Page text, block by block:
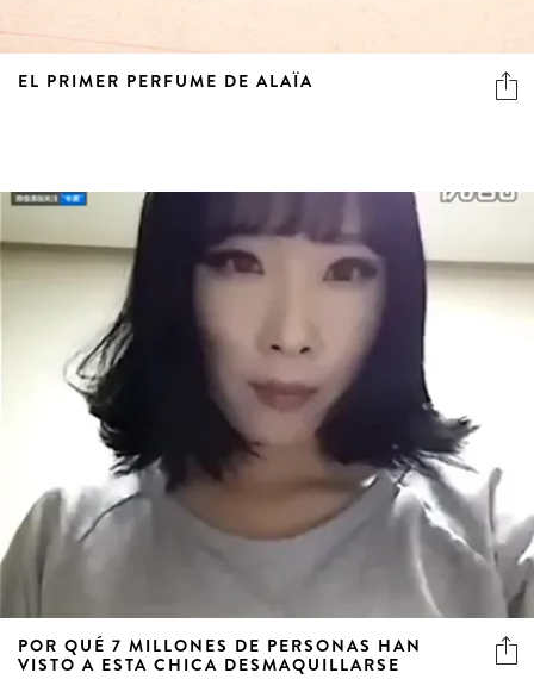
EL PRIMER PERFUME DE ALAÏA
POR QUÉ 7 MILLONES DE PERSONAS HAN
VISTO A ESTA CHICA DESMAQUILLARSE